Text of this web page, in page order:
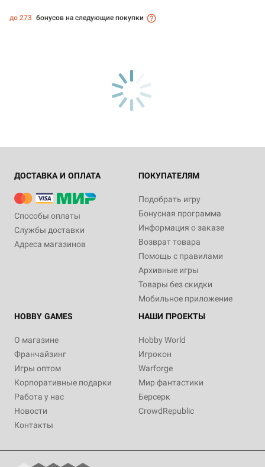
до 273 бонусов на следующие покупки
ДОСТАВКА И ОПЛАТА
Способы оплаты
Службы доставки
Адреса магазинов
ПОКУПАТЕЛЯМ
Подобрать игру
Бонусная программа
Информация о заказе
Возврат товара
Помощь с правилами
Архивные игры
Товары без скидки
Мобильное приложение
HOBBY GAMES
О магазине
Франчайзинг
Игры оптом
Корпоративные подарки
Работа у нас
Новости
Контакты
НАШИ ПРОЕКТЫ
Hobby World
Игрокон
Warforge
Мир фантастики
Берсерк
CrowdRepublic